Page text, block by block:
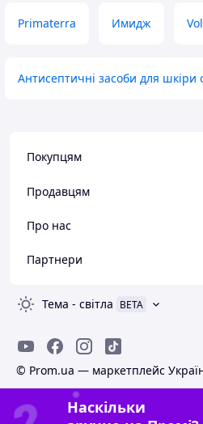
Primaterra Имидж
Антисептичні засоби для шкіри
Покупцям
Продавцям
Про нас
Партнери
Тема - світла BETA
© Prom.ua — маркетплейс
Наскільки